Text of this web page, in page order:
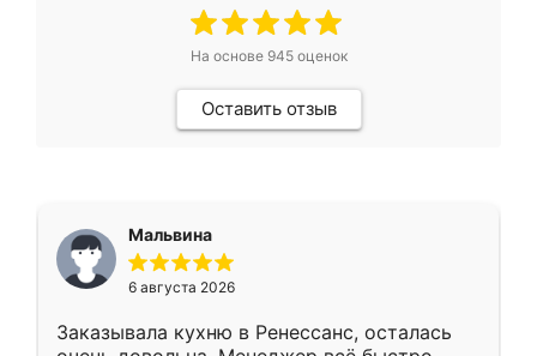
На основе 945оценок
Оставить отзыв
Мальвина
6 августа 2026
Заказывала кухню в Ренессанс, осталась